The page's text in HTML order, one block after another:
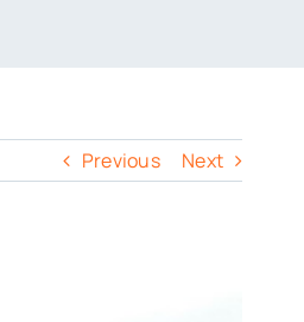
Previous Next